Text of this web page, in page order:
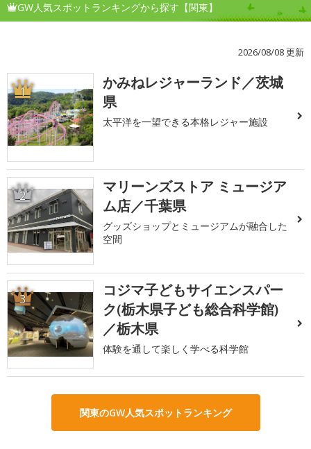
GW人気スポットランキングから探す【関東】
2026/08/08 更新
1
かみねレジャーランド／茨城
県
太平洋を一望できる本格レジャー施設
2
マリーンズストア ミュージア
ム店／千葉県
グッズショップとミュージアムが融合した
空間
3
コジマ子どもサイエンスパー
ク(栃木県子ども総合科学館)
／栃木県
体験を通して楽しく学べる科学館
関東のGW人気スポットランキング